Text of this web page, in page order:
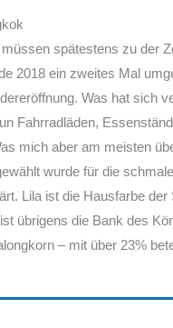
spätestens zu der
2018 ein zweites Mal
Was hat sich
Fahrradläden,
mich aber am meisten
wurde für die
Lila ist die Hausfarbe
übrigens die Bank des
– mit über 23%